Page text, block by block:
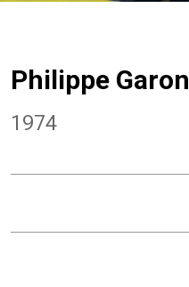
Philippe Garon
1974